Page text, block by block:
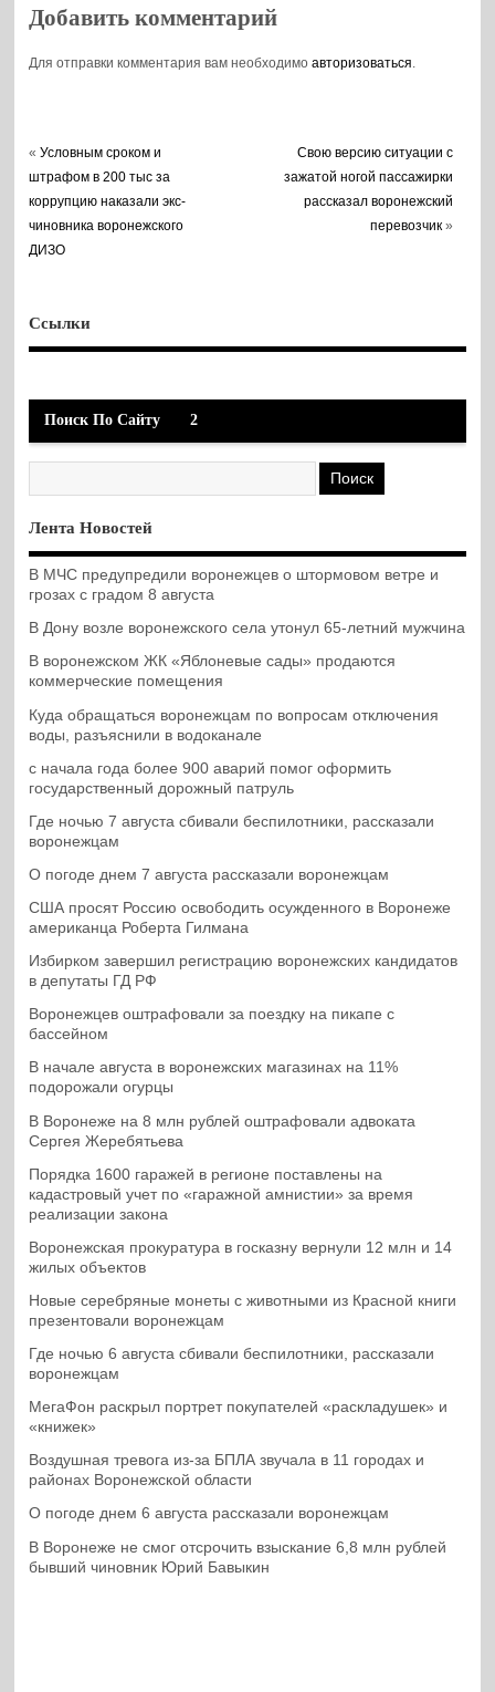
Добавить комментарий
Для отправки комментария вам необходимоавторизоваться.
«Условным сроком и
штрафом в 200 тыс за
коррупцию наказали экс-
чиновника воронежского
ДИЗО
Свою версию ситуации с
зажатой ногой пассажирки
рассказал воронежский
перевозчик »
Ссылки
Поиск По Сайту 2
Лента Новостей
В МЧС предупредили воронежцев о штормовом ветре и
грозах с градом 8 августа
В Дону возле воронежского села утонул 65-летний мужчина
В воронежском ЖК «Яблоневые сады» продаются
коммерческие помещения
Куда обращаться воронежцам по вопросам отключения
воды, разъяснили в водоканале
с начала года более 900 аварий помог оформить
государственный дорожный патруль
Где ночью 7 августа сбивали беспилотники, рассказали
воронежцам
О погоде днем 7 августа рассказали воронежцам
США просят Россию освободить осужденного в Воронеже
американца Роберта Гилмана
Избирком завершил регистрацию воронежских кандидатов
в депутаты ГД РФ
Воронежцев оштрафовали за поездку на пикапе с
бассейном
В начале августа в воронежских магазинах на 11%
подорожали огурцы
В Воронеже на 8 млн рублей оштрафовали адвоката
Сергея Жеребятьева
Порядка 1600 гаражей в регионе поставлены на
кадастровый учет по «гаражной амнистии» за время
реализации закона
Воронежская прокуратура в госказну вернули 12 млн и 14
жилых объектов
Новые серебряные монеты с животными из Красной книги
презентовали воронежцам
Где ночью 6 августа сбивали беспилотники, рассказали
воронежцам
МегаФон раскрыл портрет покупателей «раскладушек» и
«книжек»
Воздушная тревога из-за БПЛА звучала в 11 городах и
районах Воронежской области
О погоде днем 6 августа рассказали воронежцам
В Воронеже не смог отсрочить взыскание 6,8 млн рублей
бывший чиновник Юрий Бавыкин